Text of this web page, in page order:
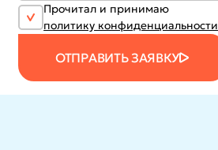
Прочитал и принимаю
политику конфиденциальности
ОТПРАВИТЬ ЗАЯВКУ